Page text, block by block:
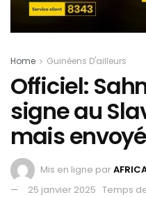
Home Guinéens D'ailleurs
Officiel:
signe au
mais
Mis en ligne par
25 janvier 2025 Temps